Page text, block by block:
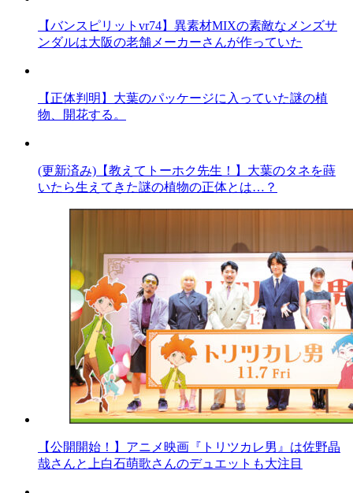
【バンスピリットvr74】異素材MIXの素敵なメンズサ
ンダルは大阪の老舗メーカーさんが作っていた
【正体判明】大葉のパッケージに入っていた謎の植
物、開花する。
(更新済み)【教えてトーホク先生！】大葉のタネを蒔
いたら生えてきた謎の植物の正体とは…？
【公開開始！】アニメ映画『トリツカレ男』は佐野晶
哉さんと上白石萌歌さんのデュエットも大注目